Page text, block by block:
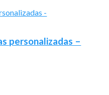
personalizadas –